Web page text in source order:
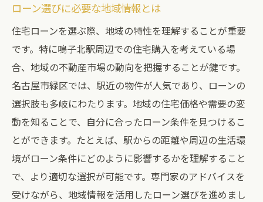
ローン選びに必要な地域情報とは
住宅ローンを選ぶ際、地域の特性を理解することが重要
です。特に鳴子北駅周辺での住宅購入を考えている場
合、地域の不動産市場の動向を把握することが鍵です。
名古屋市緑区では、駅近の物件が人気であり、ローンの
選択肢も多岐にわたります。地域の住宅価格や需要の変
動を知ることで、自分に合ったローン条件を見つけるこ
とができます。たとえば、駅からの距離や周辺の生活環
境がローン条件にどのように影響するかを理解すること
で、より適切な選択が可能です。専門家のアドバイスを
受けながら、地域情報を活用したローン選びを進めまし